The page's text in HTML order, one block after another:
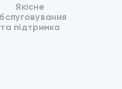
Якісне
та підтримка